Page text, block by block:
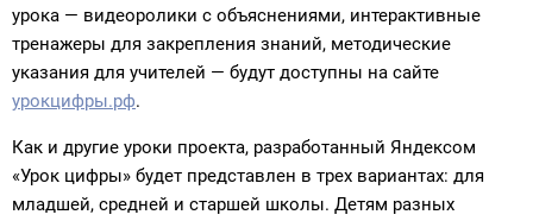
урока — видеоролики с объяснениями, интерактивные
тренажеры для закрепления знаний, методические
указания для учителей — будут доступны на сайте
урокцифры.рф.
Как и другие уроки проекта, разработанный Яндексом
«Урок цифры» будет представлен в трех вариантах: для
младшей, средней и старшей школы. Детям разных